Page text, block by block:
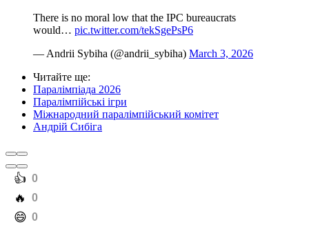
There is no moral low that the IPC bureaucrats
would… pic.twitter.com/tekSgePsP6
— Andrii Sybiha (@andrii_sybiha) March 3, 2026
Читайте ще:
Паралімпіада 2026
Паралімпійські ігри
Міжнародний паралімпійський комітет
Андрій Сибіга
️👍 0
️🔥 0
️😄 0